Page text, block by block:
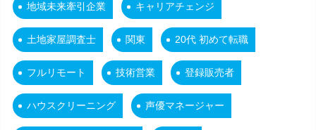
地域未来牽引企業 キャリアチェンジ
土地家屋調査士 関東 20代 初めて転職
フルリモート 技術営業 登録販売者
ハウスクリーニング 声優マネージャー